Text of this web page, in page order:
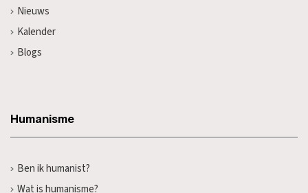
Nieuws
Kalender
Blogs
Humanisme
Ben ik humanist?
Wat is humanisme?